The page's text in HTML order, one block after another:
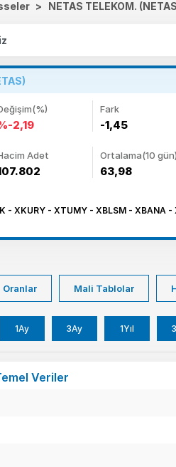
> NETAS TELEKOM.
2,19
Fark
-1,45
Adet Ortalama(10 gün)
63,98
- XKURY - XTUMY - XBLSM - XBANA
Oranlar Mali Tablolar
1Ay 3Ay 1Yıl
Veriler